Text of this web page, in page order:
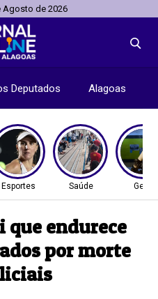
Agosto de 2026
Deputados Alagoas
Esportes Saúde Geral
que endurece
por morte